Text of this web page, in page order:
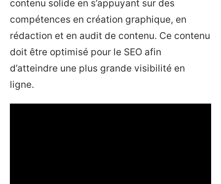
contenu solide en s’appuyant sur des
compétences en création graphique, en
rédaction et en audit de contenu. Ce contenu
doit être optimisé pour le SEO afin
d’atteindre une plus grande visibilité en
ligne.